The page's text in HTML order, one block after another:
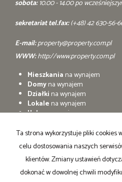
sobota:10.00 - 14.00 po
sekretariat tel.fax:(+48) 42 630-56-
E-mail:property@property.com.pl
WWW:http://www.property.com.pl
Mieszkania na wynajem
Domyna wynajem
Działki na wynajem
Lokale na wynajem
Halena wynajem
Mieszkania
na sprzedaż
Domyna sprzedaż
Działkina sprzedaż
Lokalena sprzedaż
Halena sprzedaż
Ta strona wykorzystuje pliki cookies
celu dostosowania naszych
klientów. Zmiany ustawień
dokonać w dowolnej chwili